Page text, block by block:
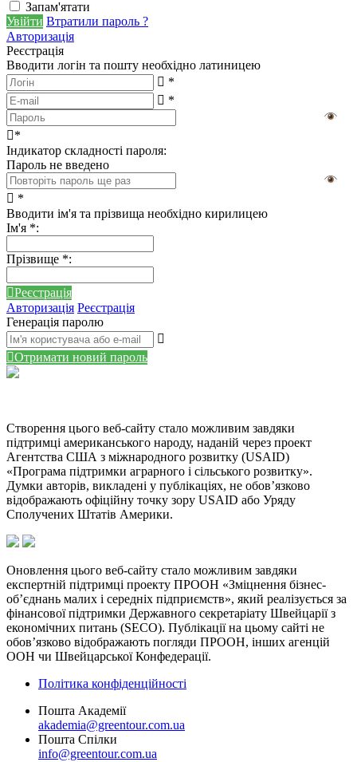
Запам'ятати
Увійти Втратили пароль ?
Авторизація
Реєстрація
Вводити логін та пошту необхідно латиницею
*
*
*
Індикатор складності пароля:
Пароль не введено
*
Вводити ім'я та прізвища необхідно кирилицею
Ім'я *:
Прізвище *:
Реєстрація
Авторизація Реєстрація
Генерація паролю
Отримати новий пароль
Створення цього веб-сайту стало можливим завдяки
підтримці американського народу, наданій через проект
Агентства США з міжнародного розвитку (USAID)
«Програма підтримки аграрного і сільського розвитку».
Думки авторів, викладені у публікаціях, не обов’язково
відображають офіційну точку зору USAID або Уряду
Сполучених Штатів Америки.
Оновлення цього веб-сайту стало можливим завдяки
експертній підтримці проекту ПРООН «Зміцнення бізнес-
об’єднань малих і середніх підприємств», який реалізується за
фінансової підтримки Державного секретаріату Швейцарії з
економічних питань (SECO). Публікації на цьому сайті не
обов’язково відображають погляди ПРООН, інших агенцій
ООН чи Швейцарської Конфедерації.
Політика конфіденційності
Пошта Академії
akademia@greentour.com.ua
Пошта Спілки
info@greentour.com.ua